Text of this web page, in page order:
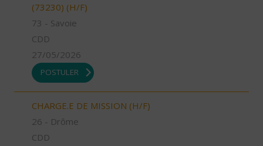
(73230) (H/F)
73 - Savoie
CDD
27/05/2026
POSTULER
CHARGE.E DE MISSION (H/F)
26 - Drôme
CDD